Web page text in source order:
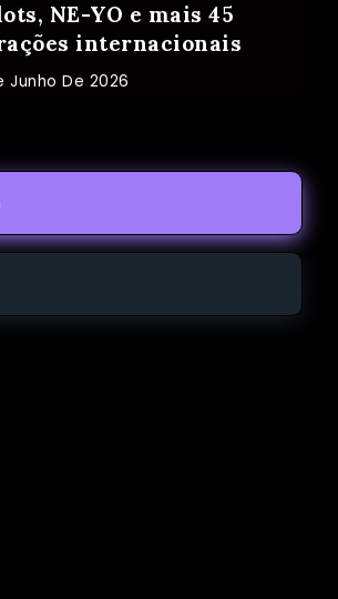
NE-YO e mais 45
internacionais
Junho De 2026